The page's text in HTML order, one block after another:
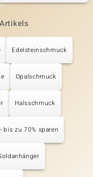
Edelsteinschmuck
Opalschmuck
Halsschmuck
bis zu 70% sparen